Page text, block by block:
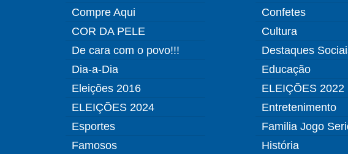
Compre Aqui
COR DA PELE
De cara com o povo!!!
Dia-a-Dia
Eleições 2016
ELEIÇÕES 2024
Esportes
Famosos
Confetes
Cultura
Destaques
Educação
ELEIÇÕES 2022
Entretenimento
Familia Jogo
História